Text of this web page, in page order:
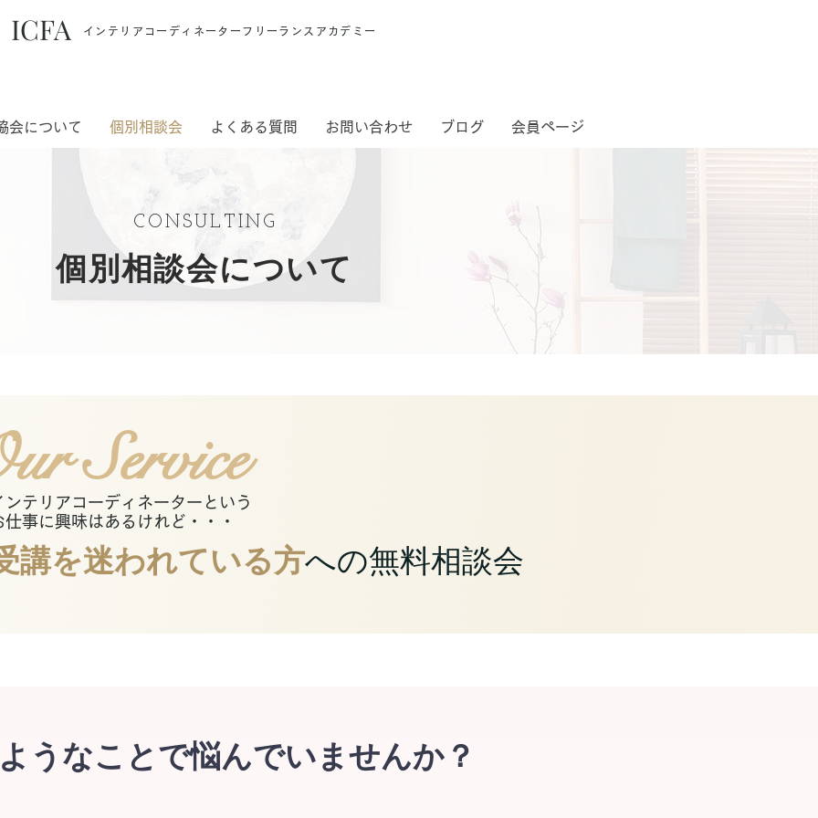
ICFA インテリアコーディネーターフリーランスアカデミー
会について 個別相談会 よくある質問 お問い合わせ ブログ 会員ページ
CONSULTING
個別相談会について
Service
ンテリアコーディネーターという
仕事に興味はあるけれど・・・
講を迷われている方への無料相談会
うなことで悩んでいませんか？